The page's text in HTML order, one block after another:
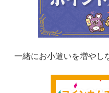
一緒にお小遣いを増やし